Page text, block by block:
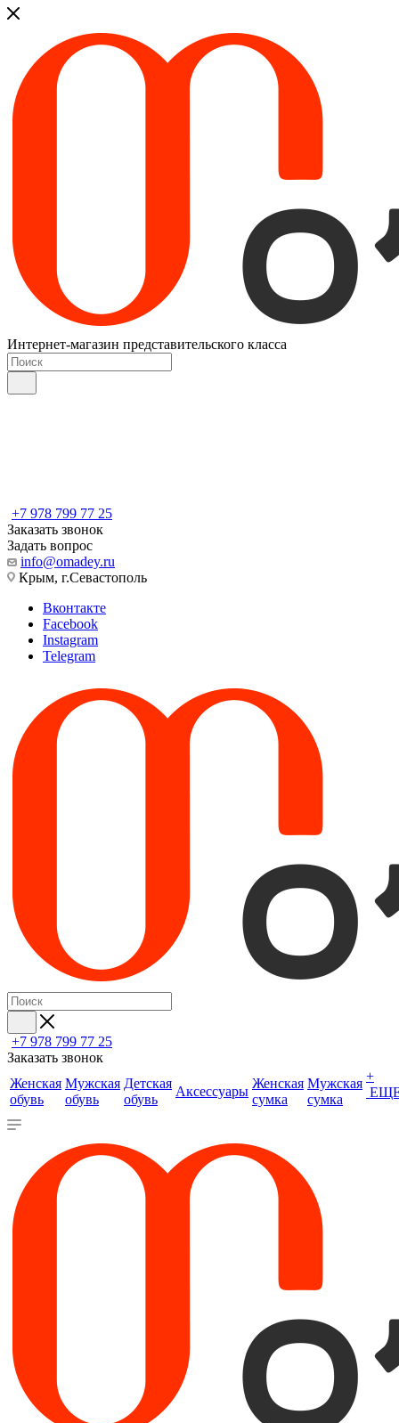
Интернет-магазин представительского класса
+7 978 799 77 25
Заказать звонок
Задать вопрос
info@omadey.ru
Крым, г.Севастополь
Вконтакте
Facebook
Instagram
Telegram
+7 978 799 77 25
Заказать звонок
Женская
обувь
Мужская
обувь
Детская
обувь
Аксессуары
Женская
сумка
Мужская
сумка
+